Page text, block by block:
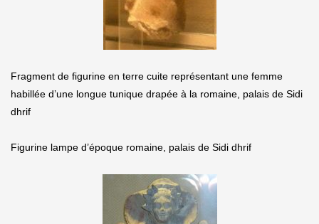
Fragment de figurine en terre cuite représentant une femme
habillée d’une longue tunique drapée à la romaine, palais de Sidi
dhrif
Figurine lampe d’époque romaine, palais de Sidi dhrif